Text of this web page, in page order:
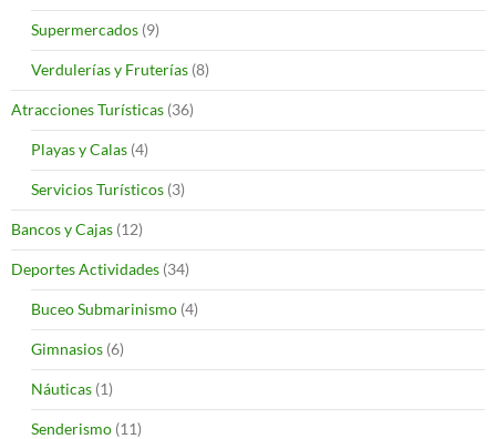
Supermercados (9)
Verdulerías y Fruterías (8)
Atracciones Turísticas (36)
Playas y Calas (4)
Servicios Turísticos (3)
Bancos y Cajas (12)
Deportes Actividades (34)
Buceo Submarinismo (4)
Gimnasios (6)
Náuticas (1)
Senderismo (11)